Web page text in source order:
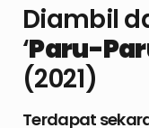
Diambil
‘Paru-
(2021)
Terdapat